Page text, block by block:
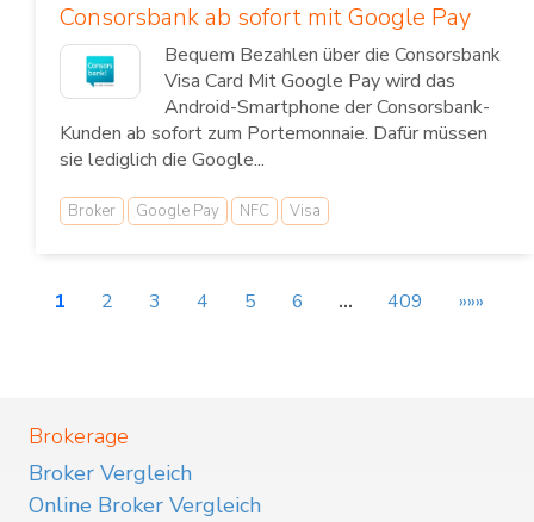
Consorsbank ab sofort mit Google Pay
Bequem Bezahlen über die Consorsbank
Visa Card Mit Google Pay wird das
Android-Smartphone der Consorsbank-
Kunden ab sofort zum Portemonnaie. Dafür müssen
sie lediglich die Google...
Broker Google Pay NFC Visa
1 2 3 4 5 6 … 409 »»»
Brokerage
Broker Vergleich
Online Broker Vergleich